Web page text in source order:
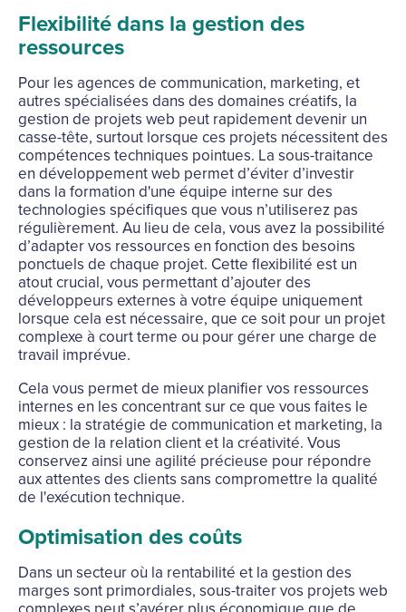
Flexibilité dans la gestion des
ressources
Pour les agences de communication, marketing, et
autres spécialisées dans des domaines créatifs, la
gestion de projets web peut rapidement devenir un
casse-tête, surtout lorsque ces projets nécessitent des
compétences techniques pointues. La sous-traitance
en développement web permet d’éviter d’investir
dans la formation d'une équipe interne sur des
technologies spécifiques que vous n’utiliserez pas
régulièrement. Au lieu de cela, vous avez la possibilité
d’adapter vos ressources en fonction des besoins
ponctuels de chaque projet. Cette flexibilité est un
atout crucial, vous permettant d’ajouter des
développeurs externes à votre équipe uniquement
lorsque cela est nécessaire, que ce soit pour un projet
complexe à court terme ou pour gérer une charge de
travail imprévue.
Cela vous permet de mieux planifier vos ressources
internes en les concentrant sur ce que vous faites le
mieux : la stratégie de communication et marketing, la
gestion de la relation client et la créativité. Vous
conservez ainsi une agilité précieuse pour répondre
aux attentes des clients sans compromettre la qualité
de l'exécution technique.
Optimisation des coûts
Dans un secteur où la rentabilité et la gestion des
marges sont primordiales, sous-traiter vos projets web